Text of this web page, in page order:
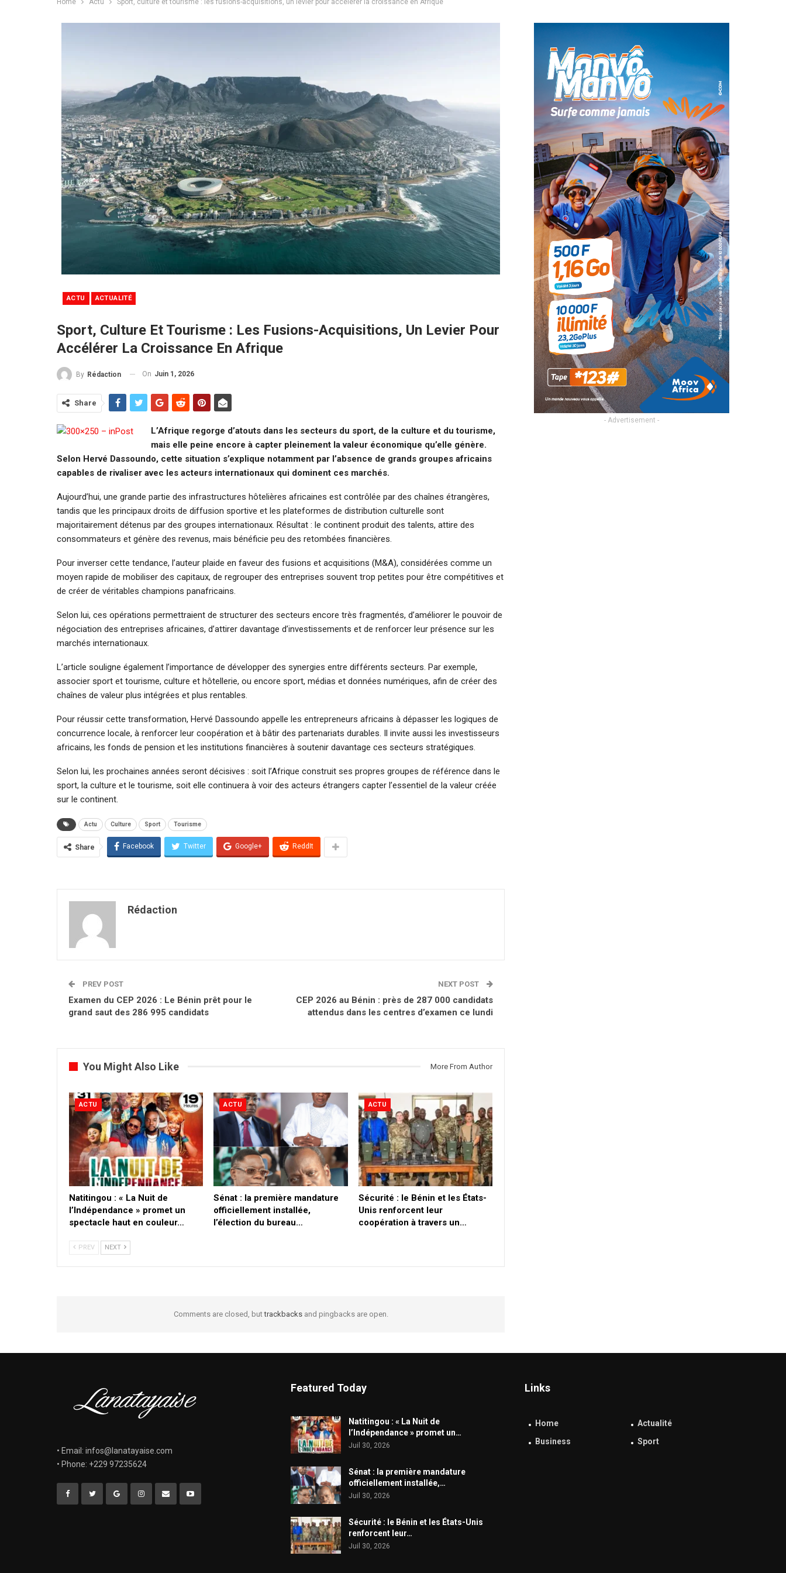
Home Actu Sport, culture et tourisme : les fusions-acquisitions, un levier pour accélérer la croissance en Afrique
ACTU ACTUALITÉ
Sport, Culture Et Tourisme : Les Fusions-Acquisitions, Un Levier Pour
Accélérer La Croissance En Afrique
By Rédaction On Juin 1, 2026
Share
L’Afrique regorge d’atouts dans les secteurs du sport, de la culture et du tourisme,
mais elle peine encore à capter pleinement la valeur économique qu’elle génère.
Selon Hervé Dassoundo, cette situation s’explique notamment par l’absence de grands groupes africains
capables de rivaliser avec les acteurs internationaux qui dominent ces marchés.
Aujourd’hui, une grande partie des infrastructures hôtelières africaines est contrôlée par des chaînes étrangères,
tandis que les principaux droits de diffusion sportive et les plateformes de distribution culturelle sont
majoritairement détenus par des groupes internationaux. Résultat : le continent produit des talents, attire des
consommateurs et génère des revenus, mais bénéficie peu des retombées financières.
Pour inverser cette tendance, l’auteur plaide en faveur des fusions et acquisitions (M&A), considérées comme un
moyen rapide de mobiliser des capitaux, de regrouper des entreprises souvent trop petites pour être compétitives et
de créer de véritables champions panafricains.
Selon lui, ces opérations permettraient de structurer des secteurs encore très fragmentés, d’améliorer le pouvoir de
négociation des entreprises africaines, d’attirer davantage d’investissements et de renforcer leur présence sur les
marchés internationaux.
L’article souligne également l’importance de développer des synergies entre différents secteurs. Par exemple,
associer sport et tourisme, culture et hôtellerie, ou encore sport, médias et données numériques, afin de créer des
chaînes de valeur plus intégrées et plus rentables.
Pour réussir cette transformation, Hervé Dassoundo appelle les entrepreneurs africains à dépasser les logiques de
concurrence locale, à renforcer leur coopération et à bâtir des partenariats durables. Il invite aussi les investisseurs
africains, les fonds de pension et les institutions financières à soutenir davantage ces secteurs stratégiques.
Selon lui, les prochaines années seront décisives : soit l’Afrique construit ses propres groupes de référence dans le
sport, la culture et le tourisme, soit elle continuera à voir des acteurs étrangers capter l’essentiel de la valeur créée
sur le continent.
Actu Culture Sport Tourisme
Share Facebook Twitter Google+ ReddIt
Rédaction
PREV POST
Examen du CEP 2026 : Le Bénin prêt pour le
grand saut des 286 995 candidats
NEXT POST
CEP 2026 au Bénin : près de 287 000 candidats
attendus dans les centres d’examen ce lundi
You Might Also Like More From Author
ACTU
​Natitingou : « La Nuit de
l’Indépendance » promet un
spectacle haut en couleur…
ACTU
Sénat : la première mandature
officiellement installée,
l’élection du bureau…
ACTU
Sécurité : le Bénin et les États-
Unis renforcent leur
coopération à travers un…
PREV NEXT
Comments are closed, buttrackbacksand pingbacks are open.
- Advertisement -
• Email: infos@lanatayaise.com
• Phone: +229 97235624
Featured Today
​Natitingou : « La Nuit de
l’Indépendance » promet un…
Juil 30, 2026
Sénat : la première mandature
officiellement installée,…
Juil 30, 2026
Sécurité : le Bénin et les États-Unis
renforcent leur…
Juil 30, 2026
Links
Home
Actualité
Business
Sport